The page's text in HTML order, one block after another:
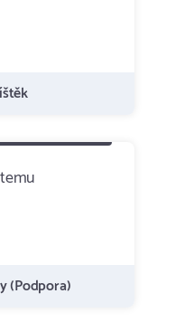
(Podpora)